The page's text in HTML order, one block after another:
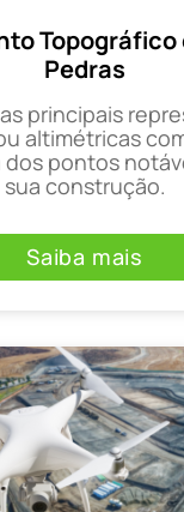
Topográfico
Pedras
principais
altimétricas
pontos
sua construção.
Saiba mais